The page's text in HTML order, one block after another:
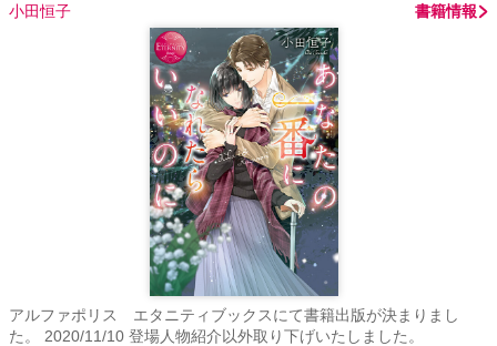
小田恒子 書籍情報
アルファポリス エタニティブックスにて書籍出版が決まりまし
た。 2020/11/10 登場人物紹介以外取り下げいたしました。